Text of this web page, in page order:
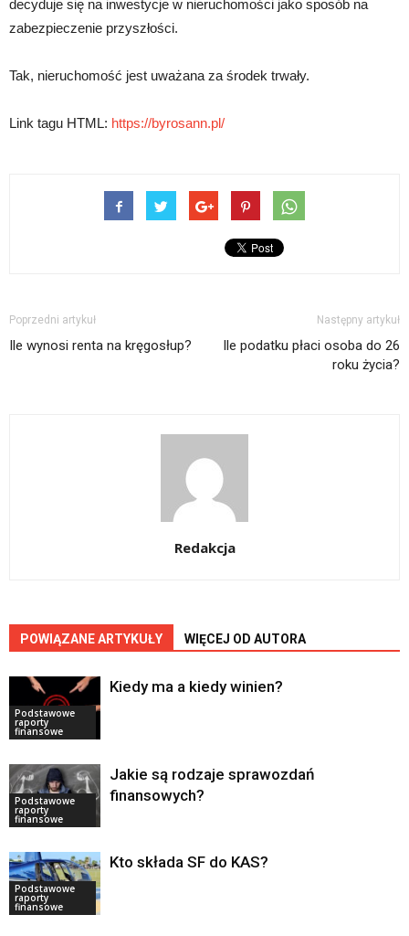
decyduje się na inwestycje w nieruchomości jako sposób na
zabezpieczenie przyszłości.
Tak, nieruchomość jest uważana za środek trwały.
Link tagu HTML: https://byrosann.pl/
Poprzedni artykuł
Ile wynosi renta na kręgosłup?
Następny artykuł
Ile podatku płaci osoba do 26
roku życia?
Redakcja
POWIĄZANE ARTYKUŁY WIĘCEJ OD AUTORA
Podstawowe
raporty
finansowe
Kiedy ma a kiedy winien?
Podstawowe
raporty
finansowe
Jakie są rodzaje sprawozdań
finansowych?
Podstawowe
raporty
finansowe
Kto składa SF do KAS?